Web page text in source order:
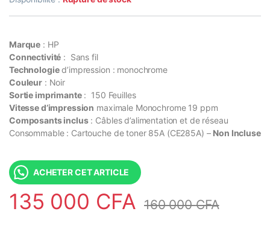
Marque : HP
Connectivité : Sans fil
Technologied’impression : monochrome
Couleur : Noir
Sortie imprimante: 150 Feuilles
Vitesse d’impression maximale Monochrome 19 ppm
Composants inclus: Câbles d’alimentation et de réseau
Consommable : Cartouche de toner 85A (CE285A) – Non Incluse
ACHETER CET ARTICLE
135 000 CFA 160 000CFA